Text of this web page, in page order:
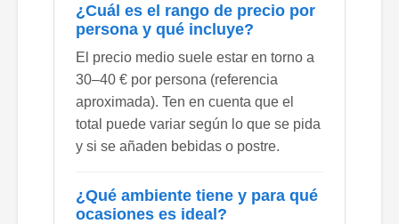
¿Cuál es el rango de precio por
persona y qué incluye?
El precio medio suele estar en torno a
30–40 € por persona (referencia
aproximada). Ten en cuenta que el
total puede variar según lo que se pida
y si se añaden bebidas o postre.
¿Qué ambiente tiene y para qué
ocasiones es ideal?